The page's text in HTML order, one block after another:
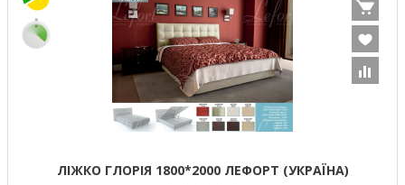
ЛІЖКО ГЛОРІЯ 1800*2000 ЛЕФОРТ (УКРАЇНА)